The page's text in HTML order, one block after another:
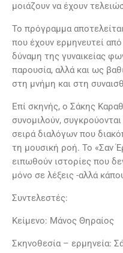
μοιάζουν να έχουν
Το πρόγραμμα
που έχουν ερμηνευτεί από
δύναμη της γυναικείας
παρουσία, αλλά και ως
στη μνήμη και στη
Επί σκηνής, ο Σάκης
συνομιλούν,
σειρά διαλόγων που
τη μουσική ροή. Το «Σαν
ειπωθούν ιστορίες που
μόνο σε λέξεις -αλλά
Συντελεστές:
Κείμενο: Μάνος Θηραίος
Σκηνοθεσία – ερμηνεία: